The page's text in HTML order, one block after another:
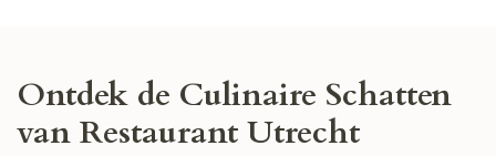
Ontdek de Culinaire Schatten
van Restaurant Utrecht